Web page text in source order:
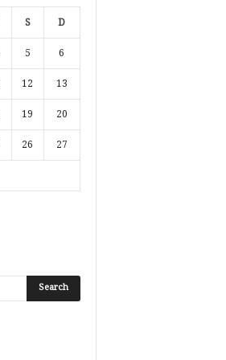
S D
5 6
12 13
19 20
26 27